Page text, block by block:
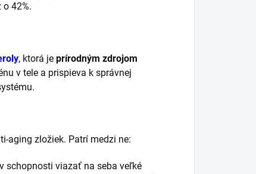
42%.
, ktorá je prírodným zdrojom
v tele a prispieva k správnej
aging zložiek. Patrí medzi ne:
schopnosti viazať na seba veľké